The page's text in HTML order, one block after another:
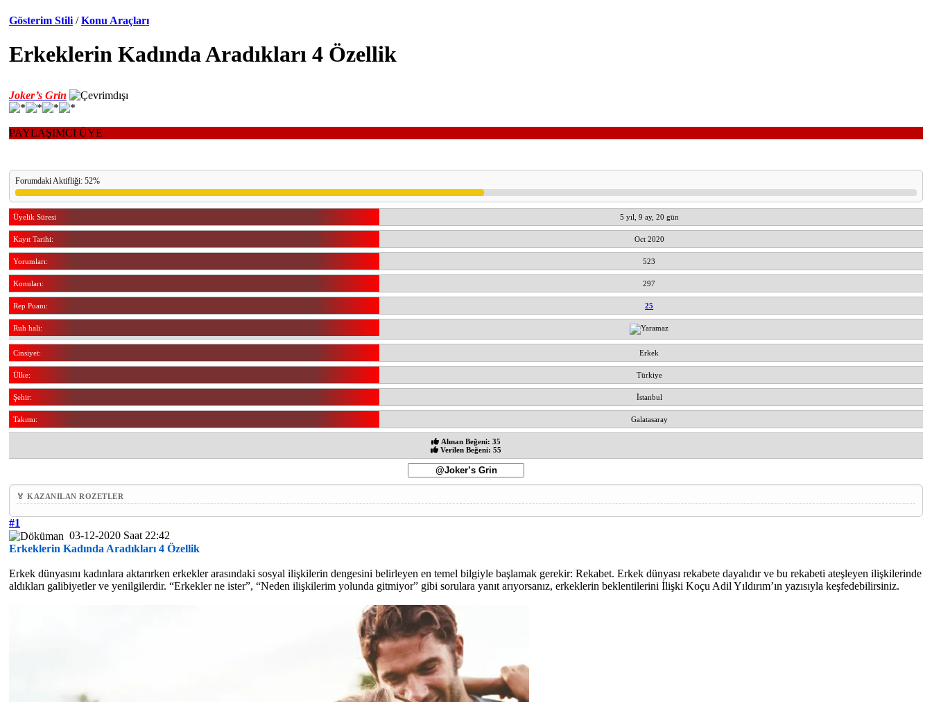
Gösterim Stili / Konu Araçları
Erkeklerin Kadında Aradıkları 4 Özellik
Joker’s Grin
PAYLAŞIMCI ÜYE
Forumdaki Aktifliği: 52%
Üyelik Süresi 5 yıl, 9 ay, 20 gün
Kayıt Tarihi: Oct 2020
Yorumları: 523
Konuları: 297
Rep Puanı: 25
Ruh hali:
Cinsiyet: Erkek
Ülke: Türkiye
Şehir: İstanbul
Takımı: Galatasaray
Alınan Beğeni: 35
Verilen Beğeni: 55
🏅 KAZANILAN ROZETLER
#1
03-12-2020 Saat 22:42
Erkeklerin Kadında Aradıkları 4 Özellik
Erkek dünyasını kadınlara aktarırken erkekler arasındaki sosyal ilişkilerin dengesini belirleyen en temel bilgiyle başlamak gerekir: Rekabet. Erkek dünyası rekabete dayalıdır ve bu rekabeti ateşleyen ilişkilerinde
aldıkları galibiyetler ve yenilgilerdir. “Erkekler ne ister”, “Neden ilişkilerim yolunda gitmiyor” gibi sorulara yanıt arıyorsanız, erkeklerin beklentilerini İlişki Koçu Adil Yıldırım’ın yazısıyla keşfedebilirsiniz.